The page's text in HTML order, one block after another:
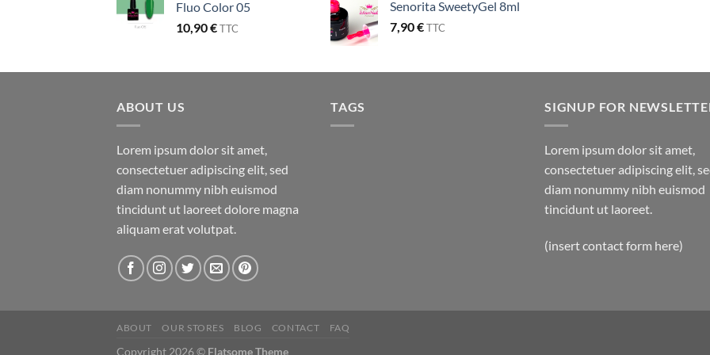
Fluo Color 05
10,90€TTC
Senorita SweetyGel 8ml
7,90€TTC
ABOUT US
Lorem ipsum dolor sit amet,
consectetuer adipiscing elit, sed
diam nonummy nibh euismod
tincidunt ut laoreet dolore magna
aliquam erat volutpat.
TAGS SIGNUP FOR
Lorem ipsum dolor sit amet,
consectetuer adipiscing elit,
diam nonummy nibh euismod
tincidunt ut laoreet.
(insert contact form here)
ABOUT OUR STORES BLOG CONTACT FAQ
Copyright 2026 © Flatsome Theme